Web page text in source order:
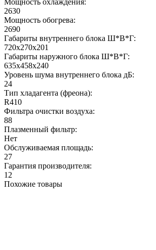
2630
Мощность обогрева:
2690
Габариты внутреннего блока Ш*В*Г:
720x270x201
Габариты наружного блока Ш*В*Г:
635x458x240
Уровень шума внутреннего блока дБ:
24
Тип хладагента (фреона):
R410
Фильтра очистки воздуха:
88
Плазменный фильтр:
Нет
Обслуживаемая площадь:
27
Гарантия производителя:
12
Похожие товары